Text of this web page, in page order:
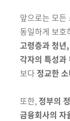
앞으로는 모든
동일하게 보호
고령층과 청년
각자의 특성과
보다 정교한
또한, 정부의
금융회사의 자